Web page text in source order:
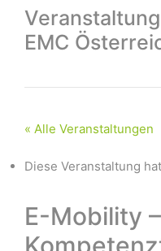
EMC
« Alle Veranstaltungen
Diese Veranstaltung
E-Mobility –